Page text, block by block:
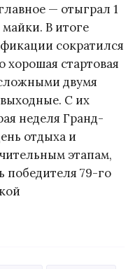
— отыграл 1
В итоге
сократился
хорошая стартовая
двумя
С их
неделя Гранд-
отдыха и
этапам,
победителя 79-го